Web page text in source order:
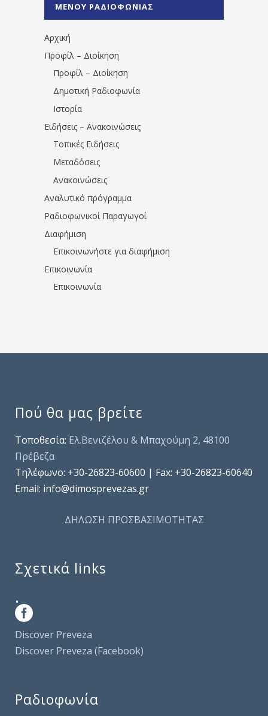
1531194763766854/" artist="" ]
ΜΕΝΟΥ ΡΑΔΙΟΦΩΝΙΑΣ
Αρχική
Προφίλ – Διοίκηση
Προφίλ – Διοίκηση
Δημοτική Ραδιοφωνία
Ιστορία
Ειδήσεις – Ανακοινώσεις
Τοπικές Ειδήσεις
Μεταδόσεις
Ανακοινώσεις
Αναλυτικό πρόγραμμα
Ραδιοφωνικοί Παραγωγοί
Διαφήμιση
Επικοινωνήστε για διαφήμιση
Επικοινωνία
Επικοινωνία
Πού θα μας βρείτε
Τοποθεσία: Ελ.Βενιζέλου & Μπαχούμη 2, 48100
Πρέβεζα
Τηλέφωνo: +30-26823-60600 | Fax: +30-26823-60640
Email: info@dimosprevezas.gr
ΔΗΛΩΣΗ ΠΡΟΣΒΑΣΙΜΟΤΗΤΑΣ
Σχετικά links
.
Discover Preveza
Discover Preveza (Facebook)
Ραδιοφωνία